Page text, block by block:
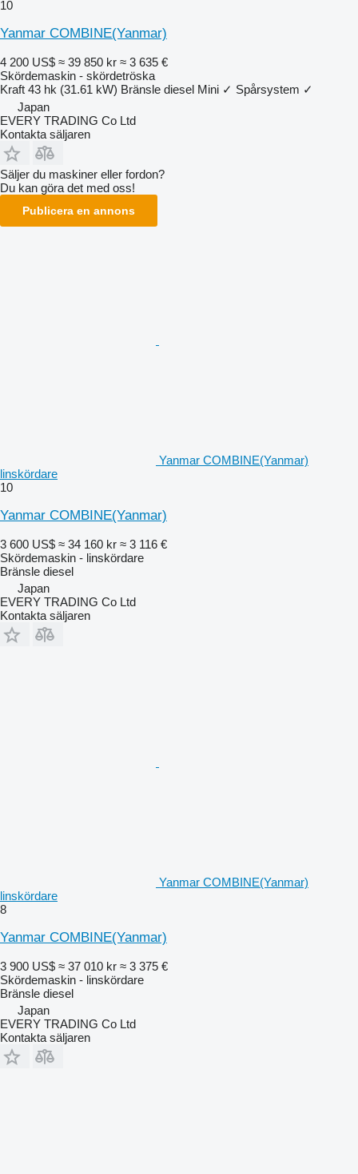
10
Yanmar COMBINE(Yanmar)
4 200 US$ ≈ 39 850 kr ≈ 3 635 €
Skördemaskin - skördetröska
Kraft 43 hk (31.61 kW) Bränsle diesel Mini ✓ Spårsystem ✓
Japan
EVERY TRADING Co Ltd
Kontakta säljaren
Säljer du maskiner eller fordon?
Du kan göra det med oss!
Publicera en annons
Yanmar COMBINE(Yanmar)
linskördare
10
Yanmar COMBINE(Yanmar)
3 600 US$ ≈ 34 160 kr ≈ 3 116 €
Skördemaskin - linskördare
Bränsle diesel
Japan
EVERY TRADING Co Ltd
Kontakta säljaren
Yanmar COMBINE(Yanmar)
linskördare
8
Yanmar COMBINE(Yanmar)
3 900 US$ ≈ 37 010 kr ≈ 3 375 €
Skördemaskin - linskördare
Bränsle diesel
Japan
EVERY TRADING Co Ltd
Kontakta säljaren